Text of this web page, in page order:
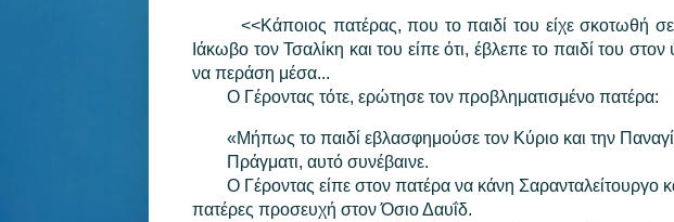
<<Κάποιος πατέρας, που το παιδί του είχε σκοτωθή
Ιάκωβο τον Τσαλίκη και του είπε ότι, έβλεπε το παιδί του
να περάση μέσα...
Ο Γέροντας τότε, ερώτησε τον προβληματισμένο πατέρα:
«Μήπως το παιδί εβλασφημούσε τον Κύριο και την
Πράγματι, αυτό συνέβαινε.
Ο Γέροντας είπε στον πατέρα να κάνη Σαρανταλείτουργο
πατέρες προσευχή στον Όσιο Δαυΐδ.